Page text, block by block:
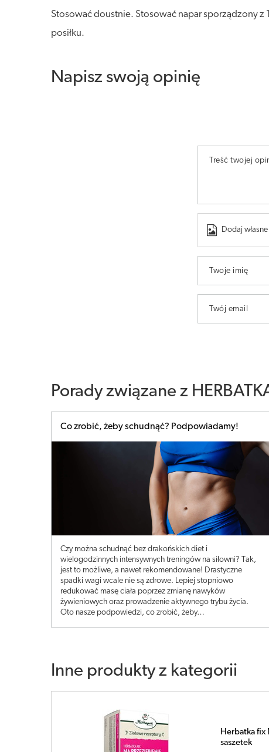
Stosować doustnie. Stosować napar sporządzony
posiłku.
Napisz swoją opinię
Treść twojej
Dodaj
Twoje imię
Twój email
Porady związane z
Co zrobić, żeby schudnąć? Podpowiadamy!
Czy można schudnąć bez drakońskich diet i
wielogodzinnych intensywnych treningów na siłowni? Tak,
jest to możliwe, a nawet rekomendowane! Drastyczne
spadki wagi wcale nie są zdrowe. Lepiej stopniowo
redukować masę ciała poprzez zmianę nawyków
żywieniowych oraz prowadzenie aktywnego trybu życia.
Oto nasze podpowiedzi, co zrobić, żeby…
Inne produkty z kategorii
fix Na przeziębienie x 20